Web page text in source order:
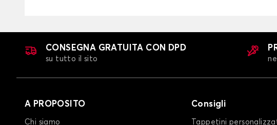
CONSEGNA GRATUITA CON DPD
su tutto il sito
A PROPOSITO
Chi siamo
Consigli
Tappetini